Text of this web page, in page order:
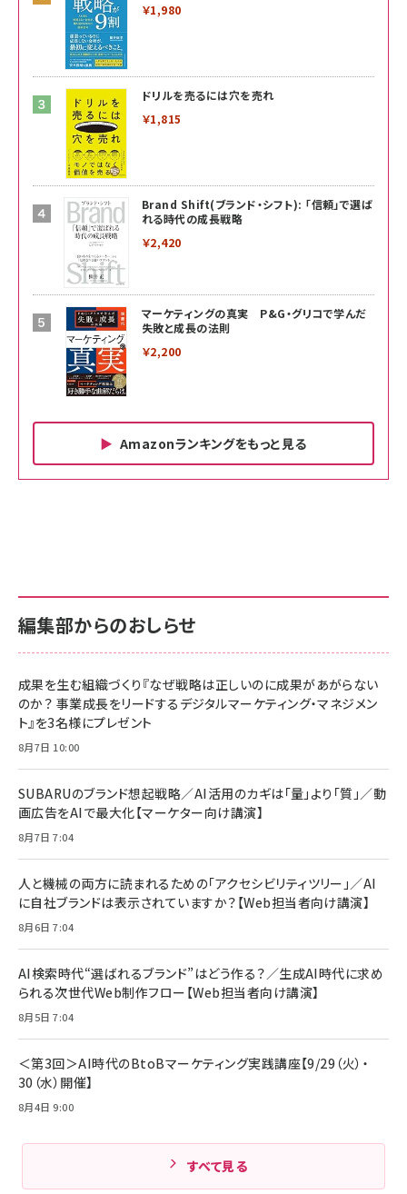
￥1,980
ドリルを売るには穴を売れ
￥1,815
Brand Shift(ブランド・シフト): 「信頼」で選ば
れる時代の成長戦略
￥2,420
マーケティングの真実 P&G・グリコで学んだ
失敗と成長の法則
￥2,200
Amazonランキングをもっと見る
￥880
anan(アンアン)2026/06/24号 No.2500増刊
スペシャルエディション[王道エンタメの矜持／
￥1,100
anan(アンアン)2026/07/08号 No.2502[2026
￥880
ママ投資家が育休中に１億貯めた株式投資
組織の成果を最大化する ルールのデザイン
￥1,980
Amazonランキングをもっと見る
サポート正規品 メーカー保証5年 KLMEA128G
NIMASO ガラスフィルム iPhone 17 用 保護フィ
すい ガイド枠付き いPhone17 (6.3インチ) 対応
2枚セット DSP25F1698
￥1,599
￥6,980
全ワイヤレスイヤホン/アクティブノイズキャンセリ
技術基準適合】ブラック
￥5,990
ケーブル Anker絡まないケーブル 240W 結束バン
ド付き USB PD対応 シリコン素材採用 iPhone
17 / 16 / 15 / Galaxy iPad Pro MacBook
Pro/Air 各種対応 (1.8m ミッドナイトブラック)
￥1,890
サポート正規品 メーカー保証5年 KLMEA128G
Amazon eギフトカード - Amazonロゴ - クラ
￥5,000
Anker PowerLine III Flow USB-C & USB-C
Pro/Air 各種対応 (1.8m ミッドナイトブラック)
￥1,890
サッポロ 生ビール 黒ラベル 350ml 缶 24本 ビー
ル ケース買い【6/30応募〆切! 黒ラベルビヤセラー
￥4,857
編集部からのおしらせ
成果を生む組織づくり『なぜ戦略は正しいのに成果があがらない
のか？ 事業成長をリードするデジタルマーケティング・マネジメン
ト』を3名様にプレゼント
8月7日 10:00
SUBARUのブランド想起戦略／AI活用のカギは「量」より「質」／動
画広告をAIで最大化【マーケター向け講演】
8月7日 7:04
人と機械の両方に読まれるための「アクセシビリティツリー」／AI
に自社ブランドは表示されていますか？【Web担当者向け講演】
8月6日 7:04
AI検索時代“選ばれるブランド”はどう作る？／生成AI時代に求め
られる次世代Web制作フロー【Web担当者向け講演】
8月5日 7:04
＜第3回＞AI時代のBtoBマーケティング実践講座【9/29（火）・
30（水）開催】
8月4日 9:00
すべて見る